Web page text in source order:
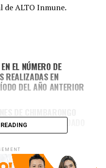
de ALTO Inmune.
EL NÚMERO DE
REALIZADAS EN
DEL AÑO ANTERIOR
DE AUTOCUIDADO